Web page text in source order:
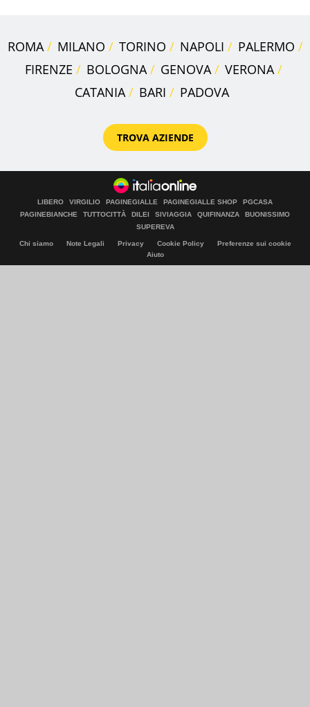
ROMA MILANO TORINO NAPOLI
PALERMO
FIRENZE
BOLOGNA GENOVA
VERONA
CATANIA
BARI PADOVA
TROVA AZIENDE
LIBERO VIRGILIO PAGINEGIALLE PAGINEGIALLE SHOP
PGCASA
PAGINEBIANCHE
TUTTOCITTÀ DILEI SIVIAGGIA QUIFINANZA
BUONISSIMO
SUPEREVA
Chi siamo Note Legali Privacy Cookie Policy
Preferenze sui cookie
Aiuto